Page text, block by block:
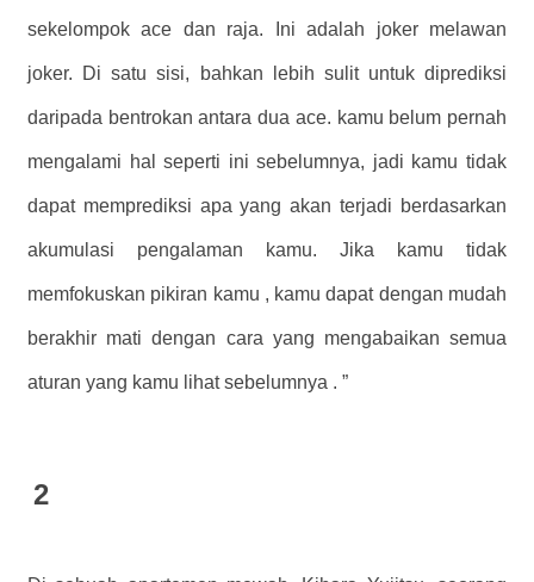
sekelompok ace dan raja. Ini adalah joker melawan
joker. Di satu sisi, bahkan lebih sulit untuk diprediksi
daripada bentrokan antara dua ace. kamu belum pernah
mengalami hal seperti ini sebelumnya, jadi kamu tidak
dapat memprediksi apa yang akan terjadi berdasarkan
akumulasi pengalaman kamu. Jika kamu tidak
memfokuskan pikiran kamu , kamu dapat dengan mudah
berakhir mati dengan cara yang mengabaikan semua
aturan yang kamu lihat sebelumnya . ”
2